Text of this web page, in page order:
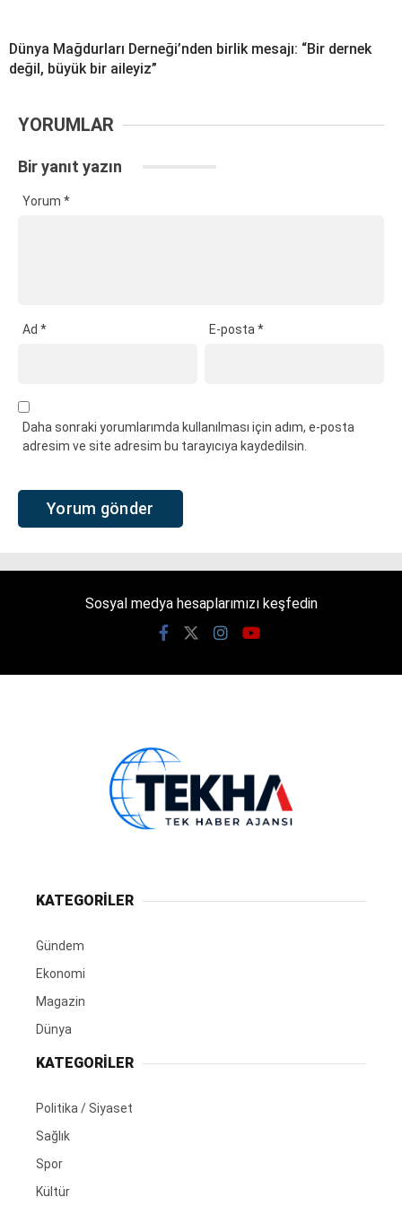
Dünya Mağdurları Derneği’nden birlik mesajı: “Bir dernek
değil, büyük bir aileyiz”
YORUMLAR
Bir yanıt yazın
Yorum *
Ad * E-posta*
Daha sonraki yorumlarımda kullanılması için adım, e-posta
adresim ve site adresim bu tarayıcıya kaydedilsin.
Sosyal medya hesaplarımızı keşfedin
KATEGORİLER
Gündem
Ekonomi
Magazin
Dünya
KATEGORİLER
Politika / Siyaset
Sağlık
Spor
Kültür